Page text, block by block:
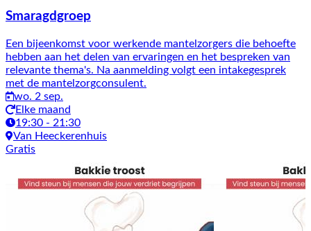
Smaragdgroep
Een bijeenkomst voor werkende mantelzorgers die behoefte
hebben aan het delen van ervaringen en het bespreken van
relevante thema's. Na aanmelding volgt een intakegesprek
met de mantelzorgconsulent.
wo. 2 sep.
Elke maand
19:30 - 21:30
Van Heeckerenhuis
Gratis